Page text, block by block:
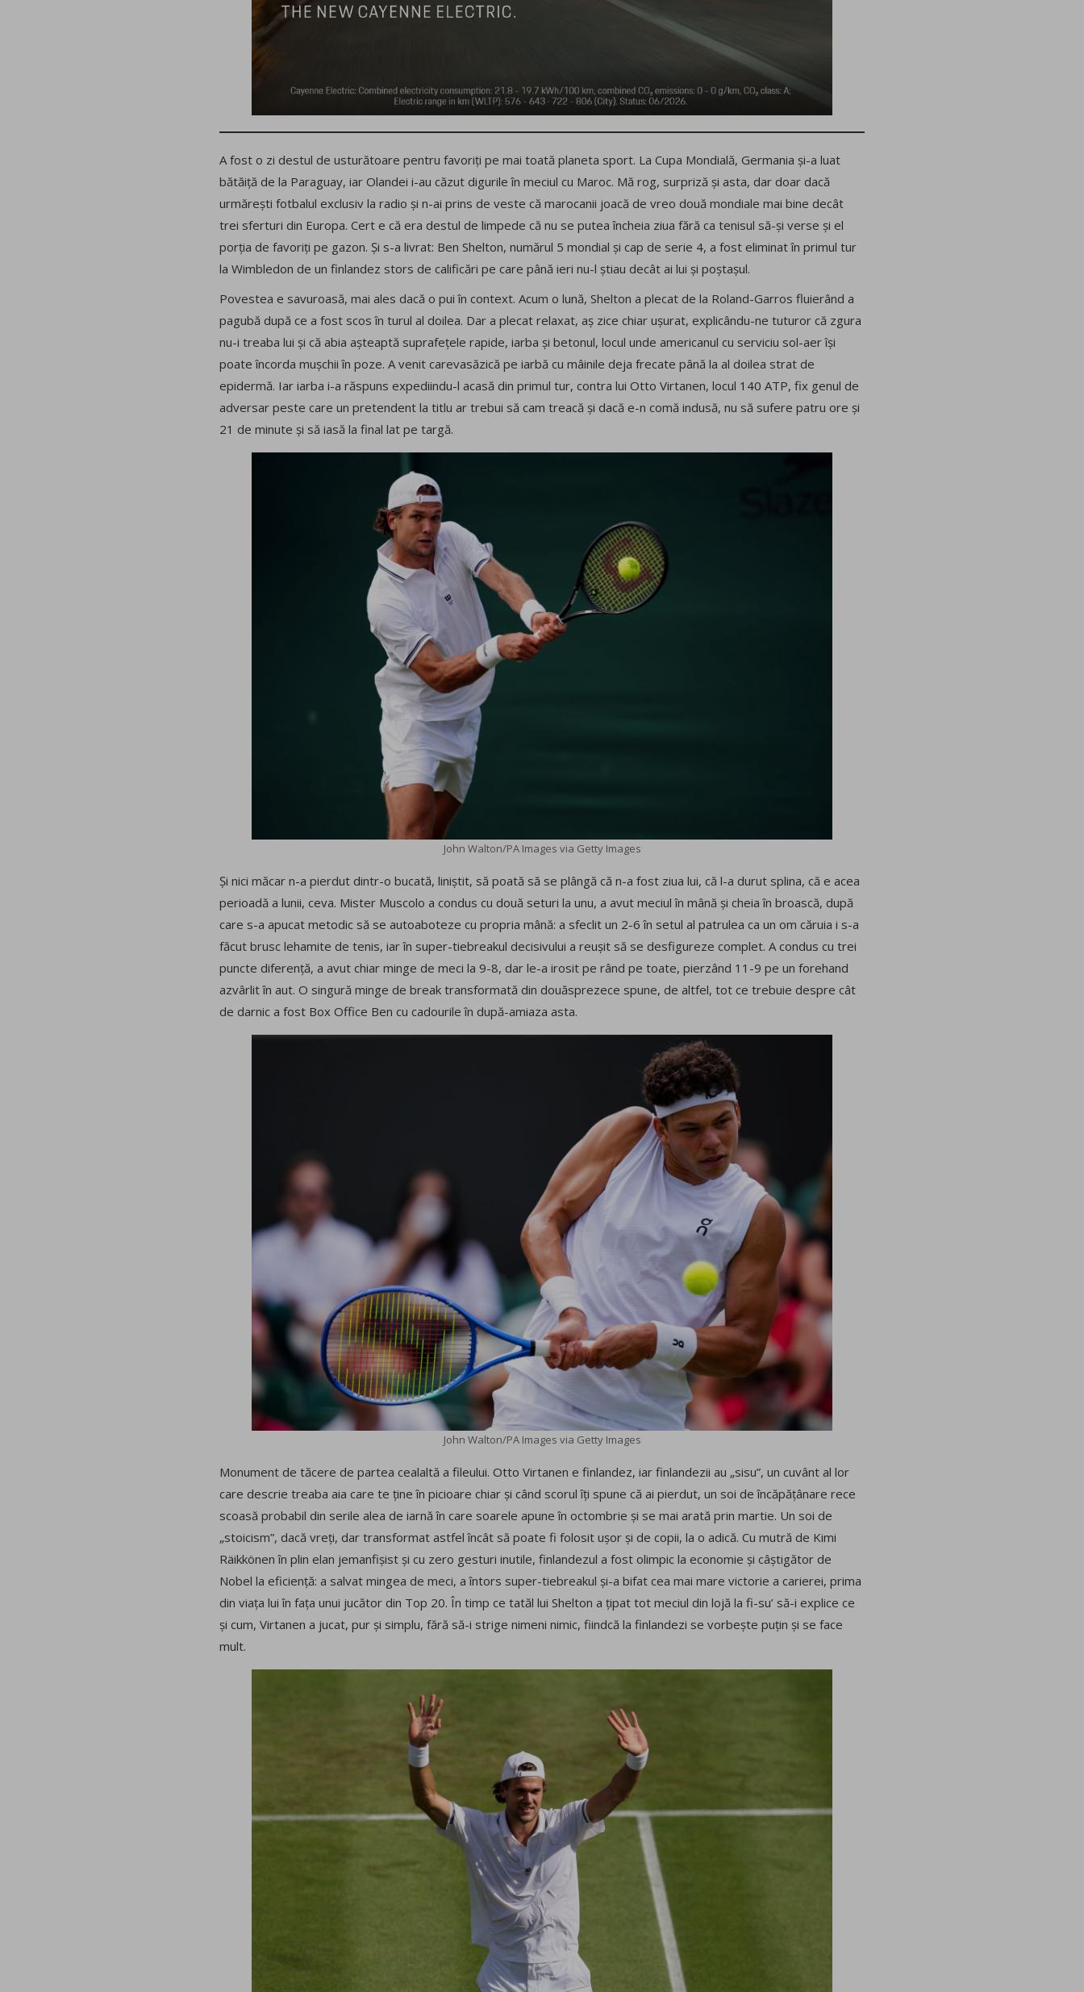
A fost o zi destul de usturătoare pentru favoriți pe mai toată planeta sport. La Cupa Mondială, Germania și-a luat
bătăiță de la Paraguay, iar Olandei i-au căzut digurile în meciul cu Maroc. Mă rog, surpriză și asta, dar doar dacă
urmărești fotbalul exclusiv la radio și n-ai prins de veste că marocanii joacă de vreo două mondiale mai bine decât
trei sferturi din Europa. Cert e că era destul de limpede că nu se putea încheia ziua fără ca tenisul să-și verse și el
porția de favoriți pe gazon. Și s-a livrat: Ben Shelton, numărul 5 mondial și cap de serie 4, a fost eliminat în primul tur
la Wimbledon de un finlandez stors de calificări pe care până ieri nu-l știau decât ai lui și poștașul.
Povestea e savuroasă, mai ales dacă o pui în context. Acum o lună, Shelton a plecat de la Roland-Garros fluierând a
pagubă după ce a fost scos în turul al doilea. Dar a plecat relaxat, aș zice chiar ușurat, explicându-ne tuturor că zgura
nu-i treaba lui și că abia așteaptă suprafețele rapide, iarba și betonul, locul unde americanul cu serviciu sol-aer își
poate încorda mușchii în poze. A venit carevasăzică pe iarbă cu mâinile deja frecate până la al doilea strat de
epidermă. Iar iarba i-a răspuns expediindu-l acasă din primul tur, contra lui Otto Virtanen, locul 140 ATP, fix genul de
adversar peste care un pretendent la titlu ar trebui să cam treacă și dacă e-n comă indusă, nu să sufere patru ore și
21 de minute și să iasă la final lat pe targă.
John Walton/PA Images via Getty Images
Și nici măcar n-a pierdut dintr-o bucată, liniștit, să poată să se plângă că n-a fost ziua lui, că l-a durut splina, că e acea
perioadă a lunii, ceva. Mister Muscolo a condus cu două seturi la unu, a avut meciul în mână și cheia în broască, după
care s-a apucat metodic să se autoaboteze cu propria mână: a sfeclit un 2-6 în setul al patrulea ca un om căruia i s-a
făcut brusc lehamite de tenis, iar în super-tiebreakul decisivului a reușit să se desfigureze complet. A condus cu trei
puncte diferență, a avut chiar minge de meci la 9-8, dar le-a irosit pe rând pe toate, pierzând 11-9 pe un forehand
azvârlit în aut. O singură minge de break transformată din douăsprezece spune, de altfel, tot ce trebuie despre cât
de darnic a fost Box Office Ben cu cadourile în după-amiaza asta.
John Walton/PA Images via Getty Images
Monument de tăcere de partea cealaltă a fileului. Otto Virtanen e finlandez, iar finlandezii au „sisu”, un cuvânt al lor
care descrie treaba aia care te ține în picioare chiar și când scorul îți spune că ai pierdut, un soi de încăpățânare rece
scoasă probabil din serile alea de iarnă în care soarele apune în octombrie și se mai arată prin martie. Un soi de
„stoicism”, dacă vreți, dar transformat astfel încât să poate fi folosit ușor și de copii, la o adică. Cu mutră de Kimi
Räikkönen în plin elan jemanfișist și cu zero gesturi inutile, finlandezul a fost olimpic la economie și câștigător de
Nobel la eficiență: a salvat mingea de meci, a întors super-tiebreakul și-a bifat cea mai mare victorie a carierei, prima
din viața lui în fața unui jucător din Top 20. În timp ce tatăl lui Shelton a țipat tot meciul din lojă la fi-su’ să-i explice ce
și cum, Virtanen a jucat, pur și simplu, fără să-i strige nimeni nimic, fiindcă la finlandezi se vorbește puțin și se face
mult.